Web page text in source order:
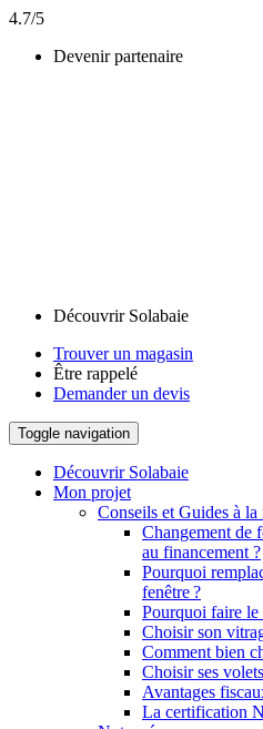
4.7/5
Devenir partenaire
Découvrir Solabaie
Trouver un magasin
Être rappelé
Demander un devis
Toggle navigation
Découvrir Solabaie
Mon projet
Conseils et Guides à la
Changement de
au financement ?
Pourquoi
fenêtre ?
Pourquoi faire le
Choisir son
Comment bien
Choisir ses
Avantages
La certification